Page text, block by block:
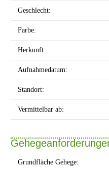
Geschlecht:
Farbe:
Herkunft:
Aufnahmedatum:
Standort:
Vermittelbar ab:
Grundfläche Gehege: